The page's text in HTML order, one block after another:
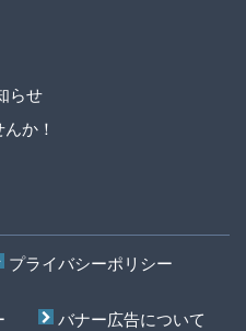
らせ
か！
プライバシーポリシー
バナー広告について